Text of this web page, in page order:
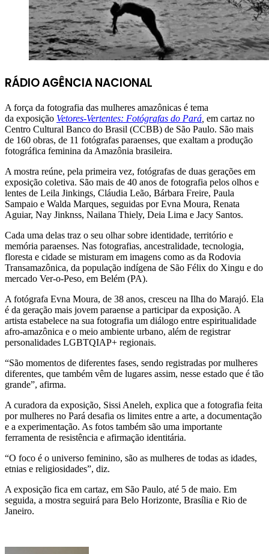
RÁDIO AGÊNCIA NACIONAL
A força da fotografia das mulheres amazônicas é tema
da exposição Vetores-Vertentes: Fotógrafas do Pará em cartaz no
Centro Cultural Banco do Brasil (CCBB) de São Paulo. São mais
de 160 obras, de 11 fotógrafas paraenses, que exaltam a produção
fotográfica feminina da Amazônia brasileira.
A mostra reúne, pela primeira vez, fotógrafas de duas gerações em
exposição coletiva. São mais de 40 anos de fotografia pelos olhos e
lentes de Leila Jinkings, Cláudia Leão, Bárbara Freire, Paula
Sampaio e Walda Marques, seguidas por Evna Moura, Renata
Aguiar, Nay Jinknss, Nailana Thiely, Deia Lima e Jacy Santos.
Cada uma delas traz o seu olhar sobre identidade, território e
memória paraenses. Nas fotografias, ancestralidade, tecnologia,
floresta e cidade se misturam em imagens como as da Rodovia
Transamazônica, da população indígena de São Félix do Xingu e do
mercado Ver-o-Peso, em Belém (PA).
A fotógrafa Evna Moura, de 38 anos, cresceu na Ilha do Marajó. Ela
é da geração mais jovem paraense a participar da exposição. A
artista estabelece na sua fotografia um diálogo entre espiritualidade
afro-amazônica e o meio ambiente urbano, além de registrar
personalidades LGBTQIAP+ regionais.
“São momentos de diferentes fases, sendo registradas por mulheres
diferentes, que também vêm de lugares assim, nesse estado que é tão
grande”, afirma.
A curadora da exposição, Sissi Aneleh, explica que a fotografia feita
por mulheres no Pará desafia os limites entre a arte, a documentação
e a experimentação. As fotos também são uma importante
ferramenta de resistência e afirmação identitária.
“O foco é o universo feminino, são as mulheres de todas as idades,
etnias e religiosidades”, diz.
A exposição fica em cartaz, em São Paulo, até 5 de maio. Em
seguida, a mostra seguirá para Belo Horizonte, Brasília e Rio de
Janeiro.